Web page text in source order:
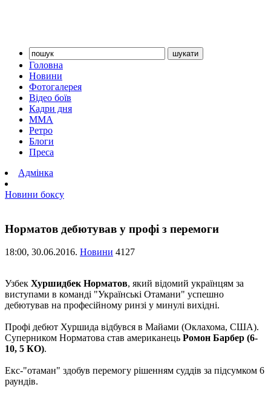
Головна
Новини
Фотогалерея
Відео боїв
Кадри дня
ММА
Ретро
Блоги
Преса
Адмінка
Новини боксу
Норматов дебютував у профі з перемоги
18:00, 30.06.2016. Новини 4127
Узбек Хуршидбек Норматов, який відомий українцям за
виступами в команді "Українські Отамани" успешно
дебютував на професійному ринзі у минулі вихідні.
Профі дебют Хуршида відбувся в Майами (Оклахома, США).
Суперником Норматова став американець Ромон Барбер (6-
10, 5 КО).
Екс-"отаман" здобув перемогу рішенням суддів за підсумком 6
раундів.